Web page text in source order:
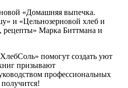
«Домашняя выпечка.
и «Цельнозерновой хлеб и
рецепты» Марка Биттмана и
помогут создать уют
призывают
профессиональных